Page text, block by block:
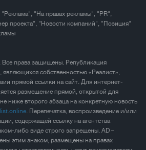
"На правах рекламы", "PR",
проекта", "Новости компаний", "Позиция"
. Все права защищены. Републикация
собственностью «Реалист»,
прямой ссылки на сайт. Для интернет-
размещение прямой, открытой для
ниже второго абзаца на конкретную новость
. Перепечатка, воспроизведение и/или
содержащей ссылку на агентства
либо виде строго запрещены. AD –
этим знаком, размещены на правах